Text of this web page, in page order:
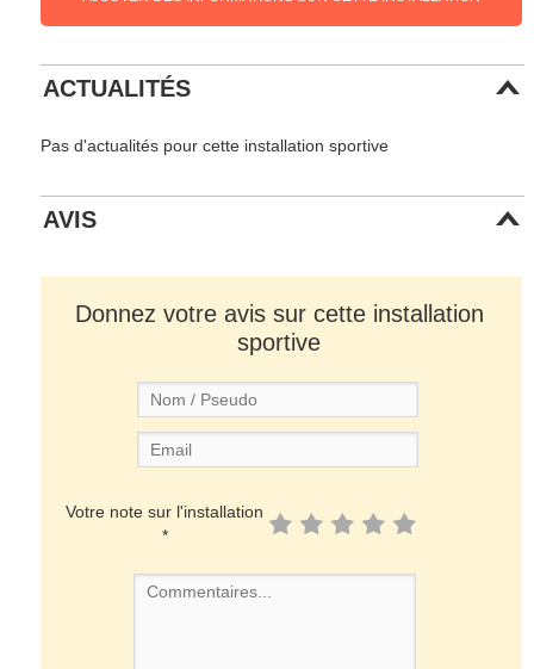
ACTUALITÉS
Pas d'actualités pour cette installation sportive
AVIS
Donnez votre avis sur cette installation
sportive
Votre note sur l'installation
*